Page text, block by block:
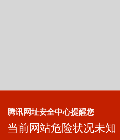
腾讯网址安全中心提醒您
当前网站危险状况未知